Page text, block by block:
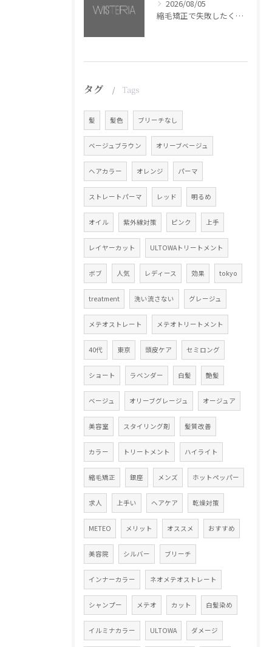
2026/08/05
縮毛矯正で失敗したくない方へ【銀座・美容室WISTERIA】
タグ Tags
髪 髪色 ブリーチなし
ベージュブラウン オリーブベージュ
ヘアカラー オレンジ パーマ
ストレートパーマ レッド 明るめ
オイル 紫外線対策 ピンク 上手
レイヤーカット ULTOWAトリートメント
ボブ 人気 レディース 効果 tokyo
treatment 洗い流さない グレージュ
メテオストレート メテオトリートメント
40代 東京 頭皮ケア セミロング
ショート ラベンダー 白髪 艶髪
ベージュ オリーブグレージュ オージュア
美容室 スタイリング剤 髪質改善
カラー トリートメント ハイライト
縮毛矯正 銀座 メンズ ホットペッパー
求人 上手い ヘアケア 乾燥対策
METEO メリット オススメ おすすめ
美容院 シルバー ブリーチ
インナーカラー ネオメテオストレート
シャンプー メテオ カット 白髪染め
イルミナカラー ULTOWA ダメージ